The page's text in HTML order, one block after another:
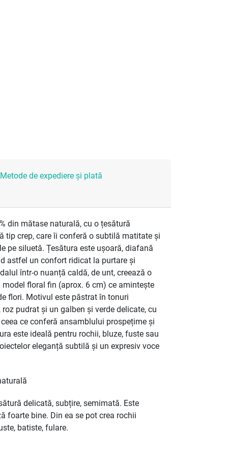
Metode de expediere și plată
din mătase naturală, cu o țesătură
tip crep, care îi conferă o subtilă matitate și
pe siluetă. Țesătura este ușoară, diafană
astfel un confort ridicat la purtare și
într-o nuanță caldă, de unt, creează o
floral fin (aprox. 6 cm) ce amintește
flori. Motivul este păstrat în tonuri
pudrat și un galben și verde delicate, cu
ce conferă ansamblului prospețime și
este ideală pentru rochii, bluze, fuste sau
eleganță subtilă și un expresiv voce
delicată, subțire, semimată. Este
foarte bine. Din ea se pot crea rochii
batiste, fulare.